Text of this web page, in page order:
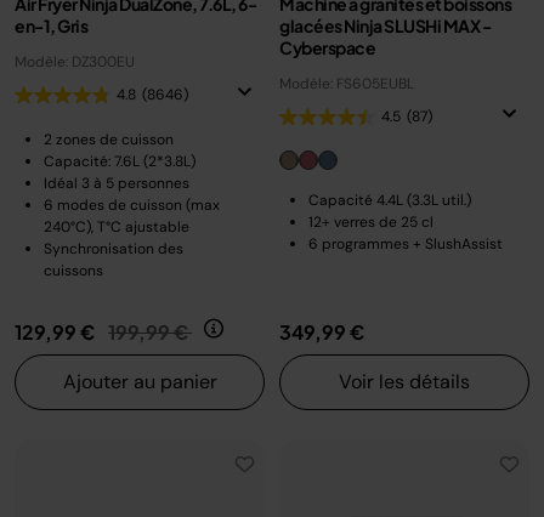
en-1, Gris
Modèle: DZ300EU
4.8 (8646)
2 zones de cuisson
Capacité: 7.6L (2*3.8L)
Idéal 3 à 5 personnes
6 modes de cuisson (max
240°C), T°C ajustable
Synchronisation des
cuissons
129,99 € Prix réduit de
199,99 € au
Ajouter au panier
glacées Ninja SLUSHi MAX -
Cyberspace
Modèle: FS605EUBL
4.5 (87)
Capacité 4.4L (3.3L util.)
12+ verres de 25 cl
6 programmes + SlushAssist
349,99 €
Voir les détails